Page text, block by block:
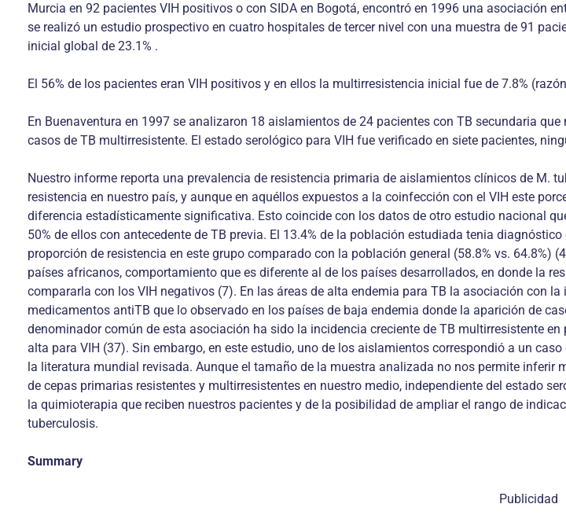
Murcia en 92 pacientes VIH positivos o con SIDA en Bogotá, encontró en 1996 una asociación
se realizó un estudio prospectivo en cuatro hospitales de tercer nivel con una muestra de 91
inicial global de 23.1% .
El 56% de los pacientes eran VIH positivos y en ellos la multirresistencia inicial fue de 7.8%
En Buenaventura en 1997 se analizaron 18 aislamientos de 24 pacientes con TB secundaria
casos de TB multirresistente. El estado serológico para VIH fue verificado en siete pacientes,
Nuestro informe reporta una prevalencia de resistencia primaria de aislamientos clínicos de M.
resistencia en nuestro país, y aunque en aquéllos expuestos a la coinfección con el VIH este
diferencia estadísticamente significativa. Esto coincide con los datos de otro estudio nacional
50% de ellos con antecedente de TB previa. El 13.4% de la población estudiada tenia
proporción de resistencia en este grupo comparado con la población general (58.8% vs. 64.8%)
países africanos, comportamiento que es diferente al de los países desarrollados, en donde la
compararla con los VIH negativos (7). En las áreas de alta endemia para TB la asociación con
medicamentos antiTB que lo observado en los países de baja endemia donde la aparición de
denominador común de esta asociación ha sido la incidencia creciente de TB multirresistente
alta para VIH (37). Sin embargo, en este estudio, uno de los aislamientos correspondió a un
la literatura mundial revisada. Aunque el tamaño de la muestra analizada no nos permite inferir
de cepas primarias resistentes y multirresistentes en nuestro medio, independiente del estado
la quimioterapia que reciben nuestros pacientes y de la posibilidad de ampliar el rango de
tuberculosis.
Summary
Publicidad